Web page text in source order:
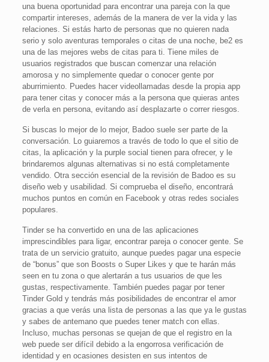
una buena oportunidad para encontrar una pareja con la que
compartir intereses, además de la manera de ver la vida y las
relaciones. Si estás harto de personas que no quieren nada
serio y solo aventuras temporales o citas de una noche, be2 es
una de las mejores webs de citas para ti. Tiene miles de
usuarios registrados que buscan comenzar una relación
amorosa y no simplemente quedar o conocer gente por
aburrimiento. Puedes hacer videollamadas desde la propia app
para tener citas y conocer más a la persona que quieras antes
de verla en persona, evitando así desplazarte o correr riesgos.
Si buscas lo mejor de lo mejor, Badoo suele ser parte de la
conversación. Lo guiaremos a través de todo lo que el sitio de
citas, la aplicación y la purple social tienen para ofrecer, y le
brindaremos algunas alternativas si no está completamente
vendido. Otra sección esencial de la revisión de Badoo es su
diseño web y usabilidad. Si comprueba el diseño, encontrará
muchos puntos en común en Facebook y otras redes sociales
populares.
Tinder se ha convertido en una de las aplicaciones
imprescindibles para ligar, encontrar pareja o conocer gente. Se
trata de un servicio gratuito, aunque puedes pagar una especie
de “bonus” que son Boosts o Super Likes y que te harán más
seen en tu zona o que alertarán a tus usuarios de que les
gustas, respectivamente. También puedes pagar por tener
Tinder Gold y tendrás más posibilidades de encontrar el amor
gracias a que verás una lista de personas a las que ya le gustas
y sabes de antemano que puedes tener match con ellas.
Incluso, muchas personas se quejan de que el registro en la
web puede ser difícil debido a la engorrosa verificación de
identidad y en ocasiones desisten en sus intentos de